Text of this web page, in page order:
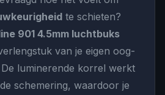
te schieten?
901 4.5mm luchtbuks
van je eigen oog-
luminerende korrel werkt
schemering, waardoor je